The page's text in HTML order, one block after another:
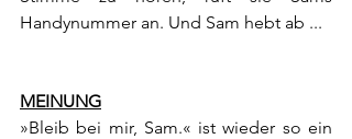
Handynummer an. Und Sam hebt ab ...
MEINUNG
»Bleib bei mir, Sam.« ist wieder so ein